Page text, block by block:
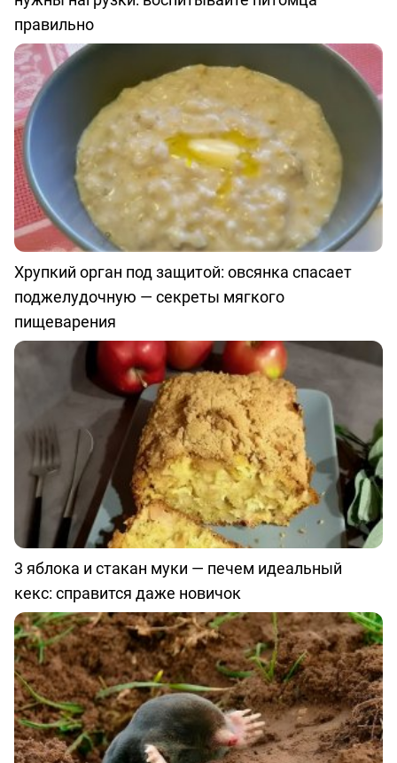
правильно
Хрупкий орган под защитой: овсянка спасает
поджелудочную — секреты мягкого
пищеварения
3 яблока и стакан муки — печем идеальный
кекс: справится даже новичок